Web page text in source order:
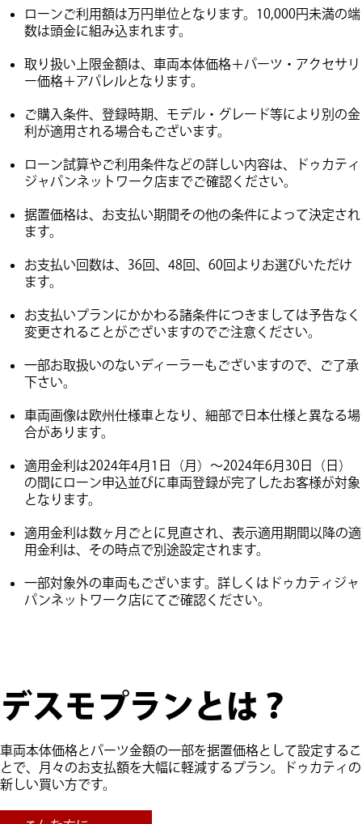
ローンご利用額は万円単位となります。10,000円未満の端
数は頭金に組み込まれます。
取り扱い上限金額は、車両本体価格＋パーツ・アクセサリ
ー価格＋アパレルとなります。
ご購入条件、登録時期、モデル・グレード等により別の金
利が適用される場合もございます。
ローン試算やご利用条件などの詳しい内容は、ドゥカティ
ジャパンネットワーク店までご確認ください。
据置価格は、お支払い期間その他の条件によって決定され
ます。
お支払い回数は、36回、48回、60回よりお選びいただけ
ます。
お支払いプランにかかわる諸条件につきましては予告なく
変更されることがございますのでご注意ください。
一部お取扱いのないディーラーもございますので、ご了承
下さい。
車両画像は欧州仕様車となり、細部で日本仕様と異なる場
合があります。
適用金利は2024年4月1日（月）～2024年6月30日（日）
の間にローン申込並びに車両登録が完了したお客様が対象
となります。
適用金利は数ヶ月ごとに見直され、表示適用期間以降の適
用金利は、その時点で別途設定されます。
一部対象外の車両もございます。詳しくはドゥカティジャ
パンネットワーク店にてご確認ください。
デスモプランとは？
車両本体価格とパーツ金額の一部を据置価格として設定するこ
とで、月々のお支払額を大幅に軽減するプラン。ドゥカティの
新しい買い方です。